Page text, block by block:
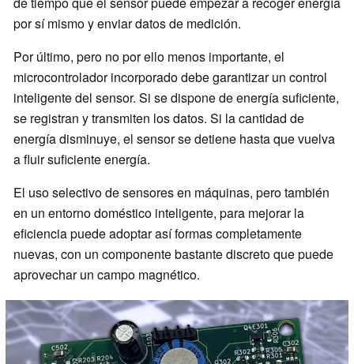
por sí mismo y enviar datos de medición.
Por último, pero no por ello menos importante, el
microcontrolador incorporado debe garantizar un control
inteligente del sensor. Si se dispone de energía suficiente,
se registran y transmiten los datos. Si la cantidad de
energía disminuye, el sensor se detiene hasta que vuelva
a fluir suficiente energía.
El uso selectivo de sensores en máquinas, pero también
en un entorno doméstico inteligente, para mejorar la
eficiencia puede adoptar así formas completamente
nuevas, con un componente bastante discreto que puede
aprovechar un campo magnético.